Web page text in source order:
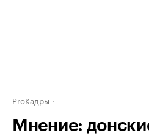
ProКадры
Мнение: